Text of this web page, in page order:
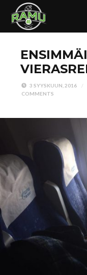
3 SYYSKUUN, 2016 /
COMMENTS